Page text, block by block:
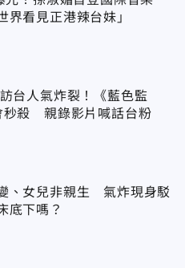
看見正港辣台妹」
台人氣炸裂！《藍色監
秒殺 親錄影片喊話台粉
、女兒非親生 氣炸現身駁
底下嗎？